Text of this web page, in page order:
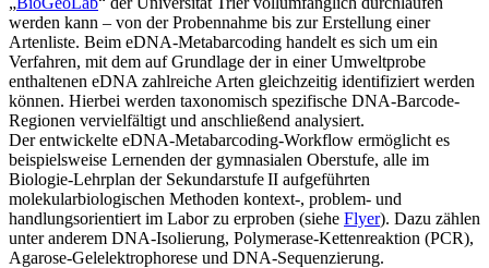
werden kann – von der Probennahme bis zur Erstellung einer
Artenliste. Beim eDNA-Metabarcoding handelt es sich um ein
Verfahren, mit dem auf Grundlage der in einer Umweltprobe
enthaltenen eDNA zahlreiche Arten gleichzeitig identifiziert werden
können. Hierbei werden taxonomisch spezifische DNA-Barcode-
Regionen vervielfältigt und anschließend analysiert.
Der entwickelte eDNA-Metabarcoding-Workflow ermöglicht es
beispielsweise Lernenden der gymnasialen Oberstufe, alle im
Biologie-Lehrplan der Sekundarstufe II aufgeführten
molekularbiologischen Methoden kontext-, problem- und
handlungsorientiert im Labor zu erproben (siehe Flyer). Dazu zählen
unter anderem DNA-Isolierung, Polymerase-Kettenreaktion (PCR),
Agarose-Gelelektrophorese und DNA-Sequenzierung.